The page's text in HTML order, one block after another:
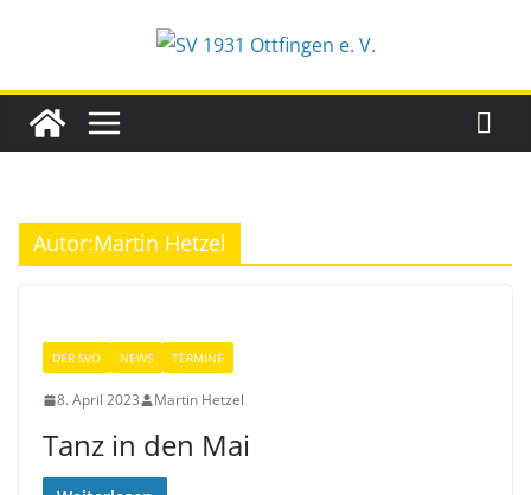
Autor:Martin Hetzel
DER SVO NEWS TERMINE
8. April 2023 Martin Hetzel
Tanz in den Mai